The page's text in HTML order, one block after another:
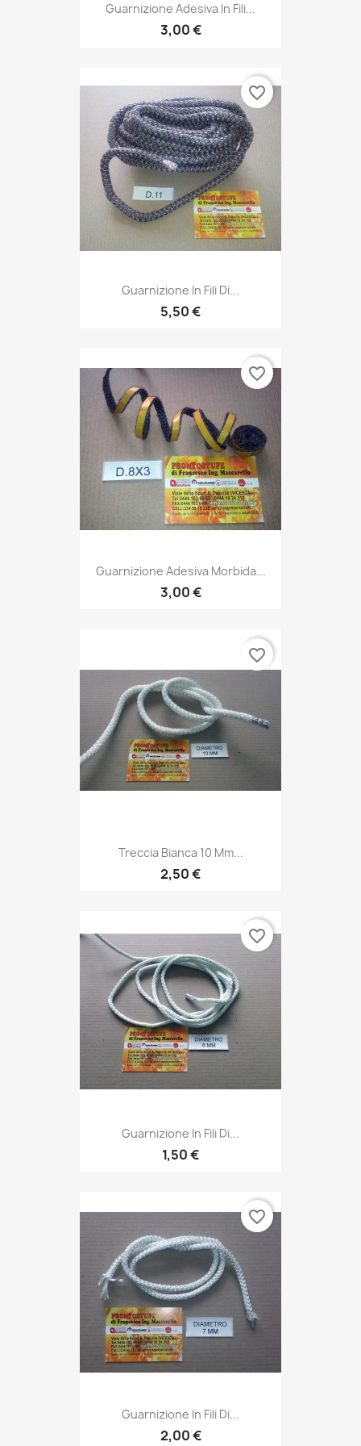
Guarnizione Adesiva In Fili...
3,00 €
Guarnizione In Fili Di...
5,50 €
favorite_border
Guarnizione Adesiva Morbida...
3,00 €
favorite_border
Treccia Bianca 10 Mm...
2,50 €
favorite_border
Guarnizione In Fili Di...
1,50 €
favorite_border
Guarnizione In Fili Di...
2,00 €
favorite_border